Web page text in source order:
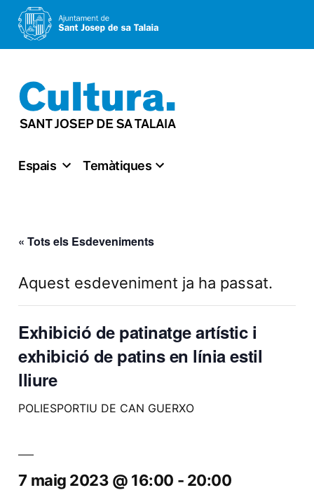
al
contingut
Espais Temàtiques
« Tots els Esdeveniments
Aquest esdeveniment ja ha passat.
Exhibició de patinatge artístic i
exhibició de patins en línia estil
lliure
POLIESPORTIU DE CAN GUERXO
7 maig 2023 @ 16:00 - 20:00